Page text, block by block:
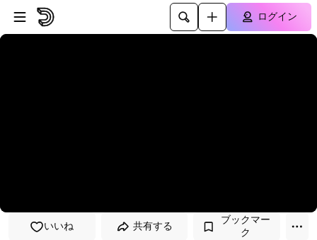
プレイヤーにスキップ
メインコンテンツにスキップ
ログイン
いいね 共有する
ブックマー
ク